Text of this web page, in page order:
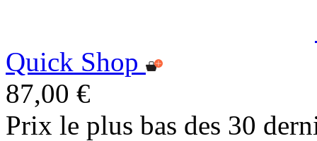
Quick Shop
87,00 €
Prix le plus bas des 30